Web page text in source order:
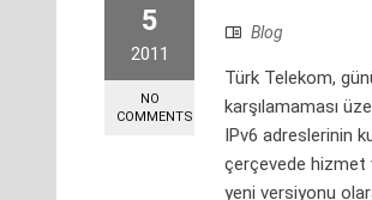
5
2011
NO
COMMENTS
Blog
Türk Telekom,
karşılamaması
IPv6 adreslerinin
çerçevede hizmet
yeni versiyonu